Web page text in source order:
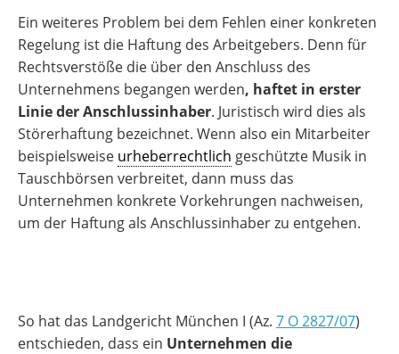
Ein weiteres Problem bei dem Fehlen einer konkreten
Regelung ist die Haftung des Arbeitgebers. Denn für
Rechtsverstöße die über den Anschluss des
Unternehmens begangen werden, haftet in erster
Linie der Anschlussinhaber. Juristisch wird dies als
Störerhaftung bezeichnet. Wenn also ein Mitarbeiter
beispielsweise urheberrechtlich geschützte Musik in
Tauschbörsen verbreitet, dann muss das
Unternehmen konkrete Vorkehrungen nachweisen,
um der Haftung als Anschlussinhaber zu entgehen.
So hat das Landgericht München I (Az. 7 O 2827/07)
entschieden, dass ein Unternehmen die